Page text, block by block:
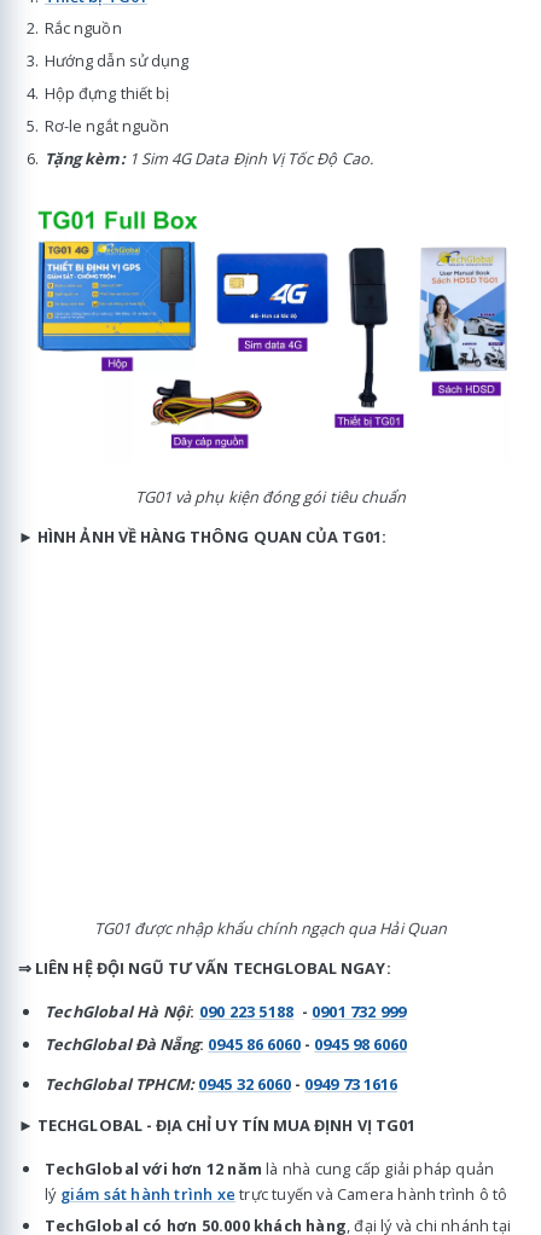
Rắc nguồn
Hướng dẫn sử dụng
Hộp đựng thiết bị
Rơ-le ngắt nguồn
Tặng kèm:1 Sim 4G Data Định Vị Tốc Độ Cao.
TG01 và phụ kiện đóng gói tiêu chuẩn
► HÌNH ẢNH VỀ HÀNG THÔNG QUAN CỦA TG01:
TG01 được nhập khẩu chính ngạch qua Hải Quan
⇒ LIÊN HỆ ĐỘI NGŨ TƯ VẤN TECHGLOBAL NGAY:
TechGlobal Hà Nội: 090 223 5188 - 0901 732 999
TechGlobal Đà Nẵng: 0945 86 6060 - 0945 98 6060
TechGlobal TPHCM:0945 32 6060- 0949 73 1616
► TECHGLOBAL - ĐỊA CHỈ UY TÍN MUA ĐỊNH VỊ TG01
TechGlobal với hơn 12 năm là nhà cung cấp giải pháp quản
lý giám sát hành trình xe trực tuyến và Camera hành trình ô tô
TechGlobal có hơn 50.000 khách hàng, đại lý và chi nhánh tại